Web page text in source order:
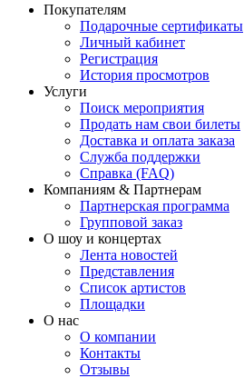
Покупателям
Подарочные сертификаты
Личный кабинет
Регистрация
История просмотров
Услуги
Поиск мероприятия
Продать нам свои билеты
Доставка и оплата заказа
Служба поддержки
Справка (FAQ)
Компаниям & Партнерам
Партнерская программа
Групповой заказ
О шоу и концертах
Лента новостей
Представления
Список артистов
Площадки
О нас
О компании
Контакты
Отзывы